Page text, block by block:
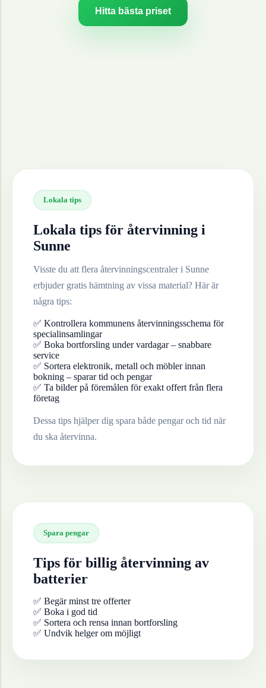
Hitta bästa priset
Lokala tips
Lokala tips för återvinning i
Sunne
Visste du att flera återvinningscentraler i Sunne
erbjuder gratis hämtning av vissa material? Här är
några tips:
✅ Kontrollera kommunens återvinningsschema för
specialinsamlingar
✅ Boka bortforsling under vardagar – snabbare
service
✅ Sortera elektronik, metall och möbler innan
bokning – sparar tid och pengar
✅ Ta bilder på föremålen för exakt offert från flera
företag
Dessa tips hjälper dig spara både pengar och tid när
du ska återvinna.
Spara pengar
Tips för billig återvinning av
batterier
✅ Begär minst tre offerter
✅ Boka i god tid
✅ Sortera och rensa innan bortforsling
✅ Undvik helger om möjligt